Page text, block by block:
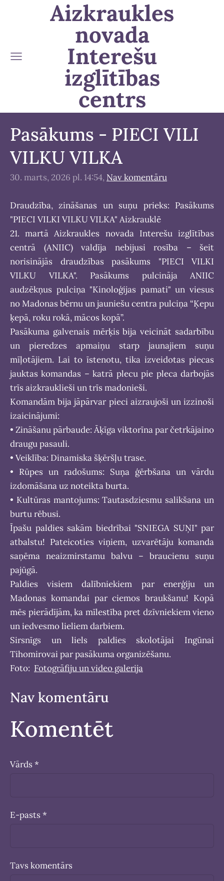
Aizkraukles
novada
Interešu
izglītības
centrs
Pasākums - PIECI VILI
VILKU VILKA
30. marts, 2026 pl. 14:54, Nav komentāru
Draudzība, zināšanas un suņu prieks: Pasākums
"PIECI VILKI VILKU VILKA" Aizkrauklē
21. martā Aizkraukles novada Interešu izglītības
centrā (ANIIC) valdīja nebijusi rosība – šeit
norisinājās draudzības pasākums "PIECI VILKI
VILKU VILKA". Pasākums pulcināja ANIIC
audzēkņus pulciņa "Kinoloģijas pamati" un viesus
no Madonas bērnu un jauniešu centra pulciņa “Ķepu
ķepā, roku rokā, mācos kopā”.
Pasākuma galvenais mērķis bija veicināt sadarbību
un pieredzes apmaiņu starp jaunajiem suņu
mīļotājiem. Lai to īstenotu, tika izveidotas piecas
jauktas komandas – katrā plecu pie pleca darbojās
trīs aizkrauklieši un trīs madonieši.
Komandām bija jāpārvar pieci aizraujoši un izzinoši
izaicinājumi:
• Zināšanu pārbaude: Āķīga viktorīna par četrkājaino
draugu pasauli.
• Veiklība: Dinamiska šķēršļu trase.
• Rūpes un radošums: Suņa ģērbšana un vārdu
izdomāšana uz noteikta burta.
• Kultūras mantojums: Tautasdziesmu salikšana un
burtu rēbusi.
Īpašu paldies sakām biedrībai "SNIEGA SUŅI" par
atbalstu! Pateicoties viņiem, uzvarētāju komanda
saņēma neaizmirstamu balvu – braucienu suņu
pajūgā.
Paldies visiem dalībniekiem par enerģiju un
Madonas komandai par ciemos braukšanu! Kopā
mēs pierādījām, ka mīlestība pret dzīvniekiem vieno
un iedvesmo lieliem darbiem.
Sirsnīgs un liels paldies skolotājai Ingūnai
Tihomirovai par pasākuma organizēšanu.
Foto: Fotogrāfiju un video galerija
Nav komentāru
Komentēt
Vārds *
E-pasts *
Tavs komentārs